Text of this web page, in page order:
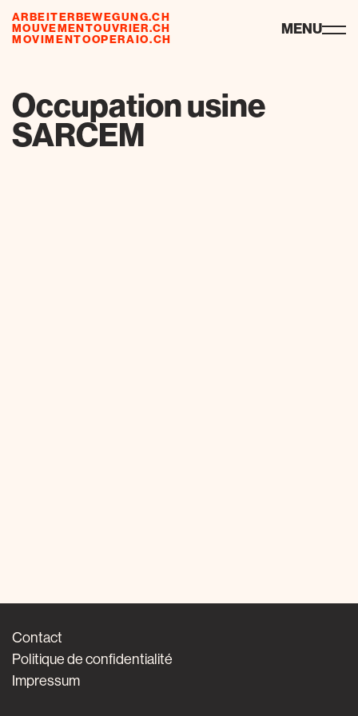
ARBEITERBEWEGUNG.CH
MOUVEMENTOUVRIER.CH
MOVIMENTOOPERAIO.CH
ressources MENU
Occupation usine
SARCEM
Contact
Politique de confidentialité
Impressum